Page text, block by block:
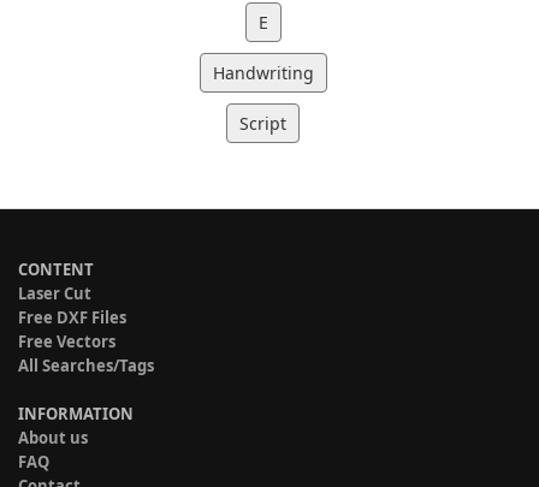
E
Handwriting
Script
CONTENT
Laser Cut
Free DXF Files
Free Vectors
All Searches/Tags
INFORMATION
About us
FAQ